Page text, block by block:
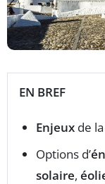
EN BREF
Enjeux de
Options d’
solaire,